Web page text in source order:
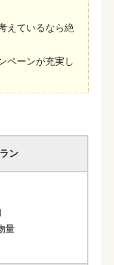
えているなら絶
ペーンが充実し
ン
量